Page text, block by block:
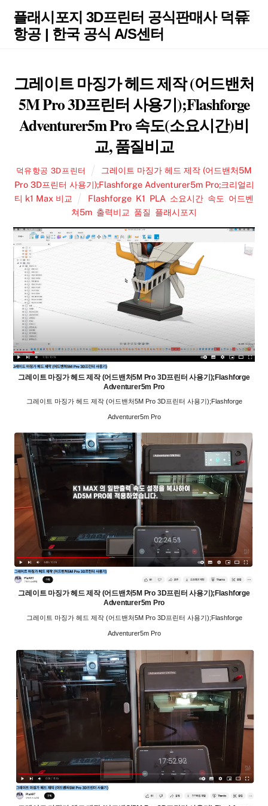
content
플래시포지 3D프린터 공식판매사 덕유
항공 | 한국 공식 A/S센터
그레이트 마징가 헤드 제작 (어드밴처
5M Pro 3D프린터 사용기);Flashforge
Adventurer5m Pro 속도(소요시간)비
교, 품질비교
덕유항공 3D프린터
그레이트 마징가 헤드 제작 (어드밴처5M
Pro 3D프린터 사용기);Flashforge Adventurer5m Pro;크리얼리
티 k1 Max 비교
Flashforge, K1 PLA 소요시간, 속도 어드벤
쳐5m 출력비교 품질 플래시포지
그레이트 마징가 헤드 제작 (어드밴처5M Pro 3D프린터 사용기);Flashforge
Adventurer5m Pro
그레이트 마징가 헤드 제작 (어드밴처5M Pro 3D프린터 사용기);Flashforge
Adventurer5m Pro
그레이트 마징가 헤드 제작 (어드밴처5M Pro 3D프린터 사용기);Flashforge
Adventurer5m Pro
그레이트 마징가 헤드 제작 (어드밴처5M Pro 3D프린터 사용기);Flashforge
Adventurer5m Pro